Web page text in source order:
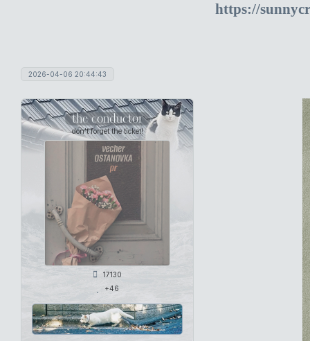
https://
2026-04-06 20:44:43
the conductor
don't forget the ticket!
17130
+46